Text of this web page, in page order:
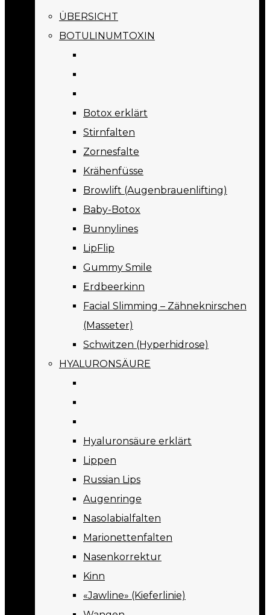
ÜBERSICHT
BOTULINUMTOXIN
Botox erklärt
Stirnfalten
Zornesfalte
Krähenfüsse
Browlift (Augenbrauenlifting)
Baby-Botox
Bunnylines
LipFlip
Gummy Smile
Erdbeerkinn
Facial Slimming – Zähneknirschen
(Masseter)
Schwitzen (Hyperhidrose)
HYALURONSÄURE
Hyaluronsäure erklärt
Lippen
Russian Lips
Augenringe
Nasolabialfalten
Marionettenfalten
Nasenkorrektur
Kinn
«Jawline» (Kieferlinie)